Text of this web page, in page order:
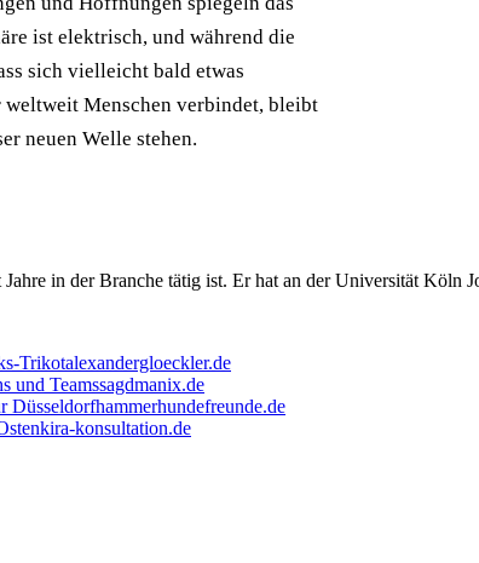
ist elektrisch, und während die
sich vielleicht bald etwas
Menschen verbindet, bleibt
neuen Welle stehen.
in der Branche tätig ist. Er hat an der Universität Köln
Trikotalexandergloeckler.de
und Teamssagdmanix.de
Düsseldorfhammerhundefreunde.de
kira-konsultation.de